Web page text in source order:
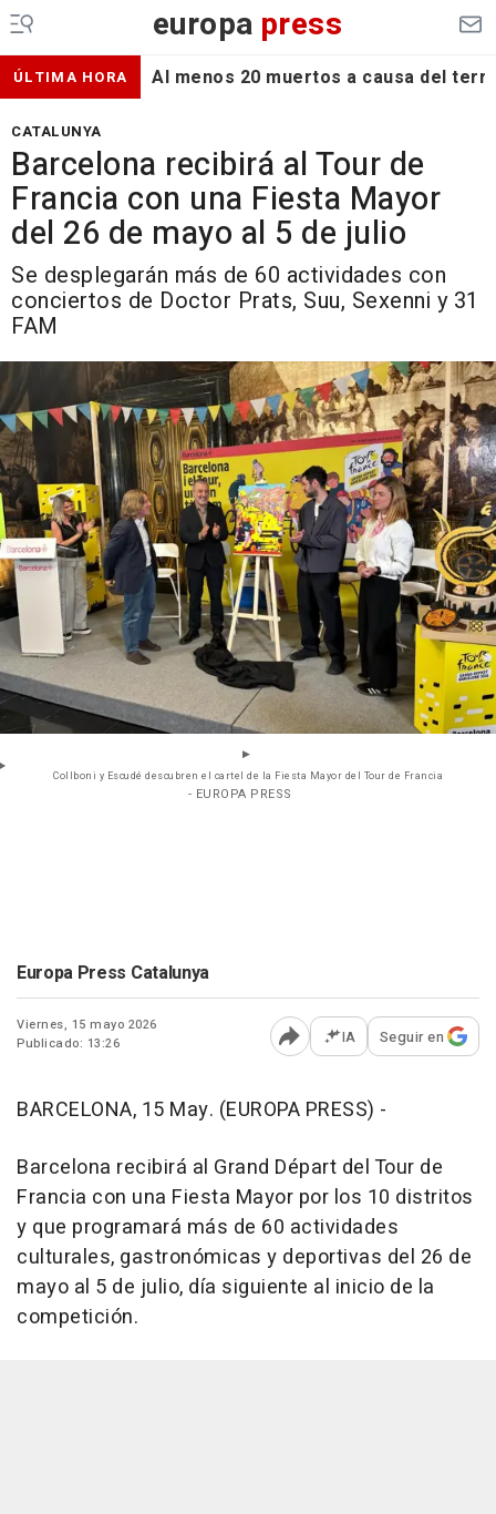
europa press
ÚLTIMA HORA Al menos 20 muertos a causa del
CATALUNYA
Barcelona recibirá al Tour de
Francia con una Fiesta Mayor
del 26 de mayo al 5 de julio
Se desplegarán más de 60 actividades con
conciertos de Doctor Prats, Suu, Sexenni y 31
FAM
Collboni y Escudé descubren el cartel de la Fiesta Mayor del Tour de Francia
- EUROPA PRESS
Europa Press Catalunya
Viernes, 15 mayo 2026
Publicado: 13:26
Abrir opciones para
IA Seguir en
BARCELONA, 15 May. (EUROPA PRESS) -
Barcelona recibirá al Grand Départ del Tour de
Francia con una Fiesta Mayor por los 10 distritos
y que programará más de 60 actividades
culturales, gastronómicas y deportivas del 26 de
mayo al 5 de julio, día siguiente al inicio de la
competición.